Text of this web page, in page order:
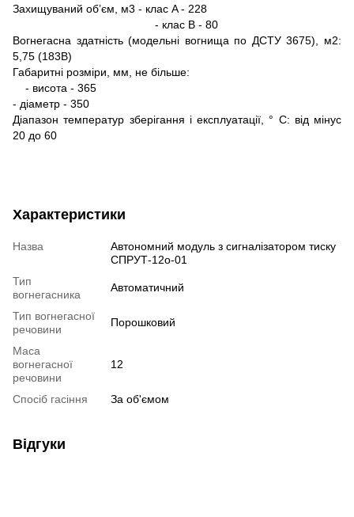
Захищуваний об’єм, м3 - клас A - 228
- клас B - 80
Вогнегасна здатність (модельні вогнища по ДСТУ 3675), м2:
5,75 (183В)
Габаритні розміри, мм, не більше:
- висота - 365
- діаметр - 350
Діапазон температур зберігання і експлуатації, ° C: від мінус
20 до 60
Характеристики
Назва
Автономний модуль з сигналізатором тиску
СПРУТ-12о-01
Тип
вогнегасника
Автоматичний
Тип вогнегасної
речовини
Порошковий
Маса
вогнегасної
речовини
12
Спосіб гасіння За об'ємом
Відгуки